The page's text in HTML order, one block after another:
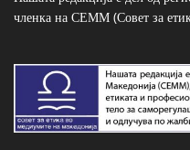
членка на СЕММ (Совет за